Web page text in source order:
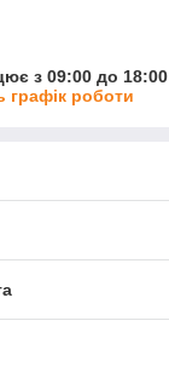
з 09:00 до 18:00
графік роботи